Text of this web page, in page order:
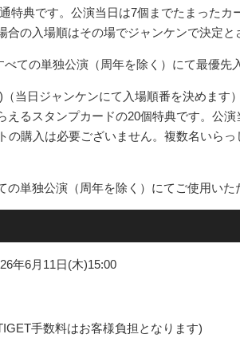
特典です。公演当日は7個までたまった
の入場順はその場でジャンケンで決定と
ての単独公演（周年を除く）にて最優先
当日ジャンケンにて入場順番を決めます）
るスタンプカードの20個特典です。公
の購入は必要ございません。複数名いら
単独公演（周年を除く）にてご使用いた
年6月11日(木)15:00
手数料はお客様負担となります)